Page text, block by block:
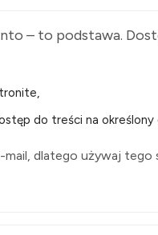
– to podstawa.
do treści na określony
dlatego używaj tego